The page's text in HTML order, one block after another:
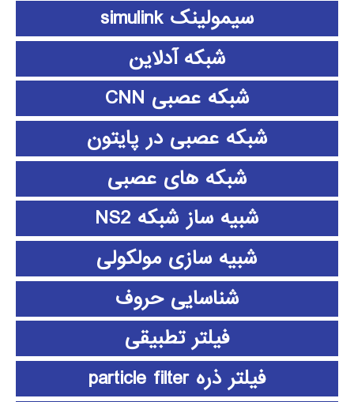
سیمولینک simulink
شبکه آدلاین
شبکه عصبی CNN
شبکه عصبی در پایتون
شبکه های عصبی
شبیه ساز شبکه NS2
شبیه سازی مولکولی
شناسایی حروف
فیلتر تطبیقی
فیلتر ذره particle filter